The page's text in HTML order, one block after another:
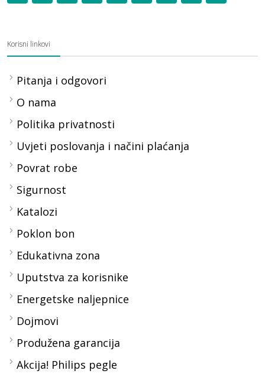
Korisni linkovi
Pitanja i odgovori
O nama
Politika privatnosti
Uvjeti poslovanja i načini plaćanja
Povrat robe
Sigurnost
Katalozi
Poklon bon
Edukativna zona
Uputstva za korisnike
Energetske naljepnice
Dojmovi
Produžena garancija
Akcija! Philips pegle